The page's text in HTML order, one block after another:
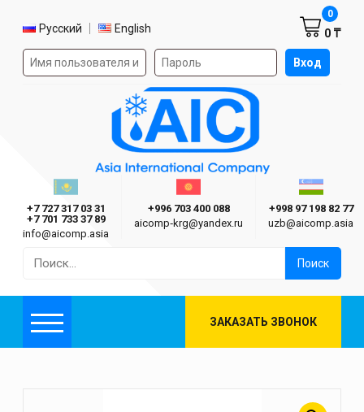
Выбор языка
Русский English
Форма авторизации на сайте Вход
0 ₸
0
Asia International Company
Казахстан г. Алматы
+7 727 317 03 31
+7 701 733 37 89
info@aicomp.asia
Киргизия г. Бишкек
+996 703 400 088
aicomp‑krg@yandex.ru
+998 97 198 82 77
uzb@aicomp.asia
Меню ЗАКАЗАТЬ ЗВОНОК